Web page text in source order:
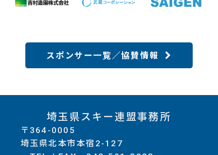
スポンサー一覧／協賛情報
埼玉県スキー連盟事務所
〒364-0005
埼玉県北本市本宿2-127